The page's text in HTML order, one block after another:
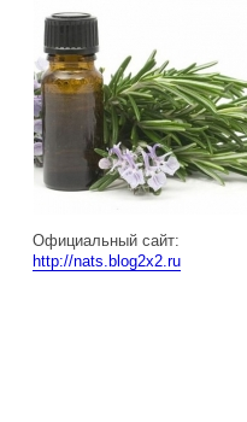
Официальный сайт:
http://nats.blog2x2.ru